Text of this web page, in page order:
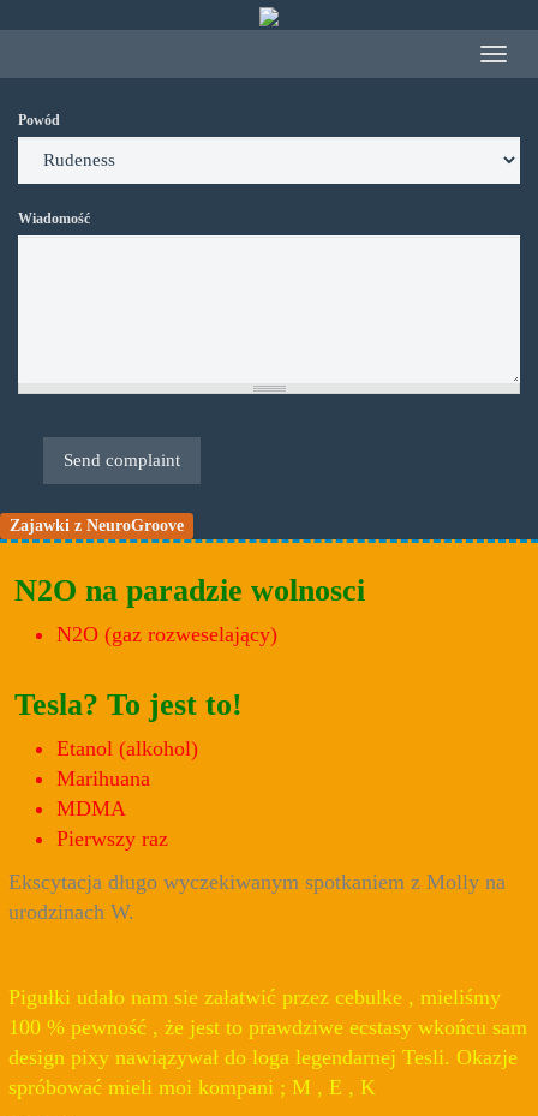
treści
Toggle
Powód
Wiadomość
Send complaint
Zajawki z NeuroGroove
N2O na paradzie wolnosci
N2O (gaz rozweselający)
Tesla? To jest to!
Etanol (alkohol)
Marihuana
MDMA
Pierwszy raz
Ekscytacja długo wyczekiwanym spotkaniem z Molly na
urodzinach W.
Pigułki udało nam sie załatwić przez cebulke , mieliśmy
100 % pewność , że jest to prawdziwe ecstasy wkońcu sam
design pixy nawiązywał do loga legendarnej Tesli. Okazje
spróbować mieli moi kompani ; M , E , K